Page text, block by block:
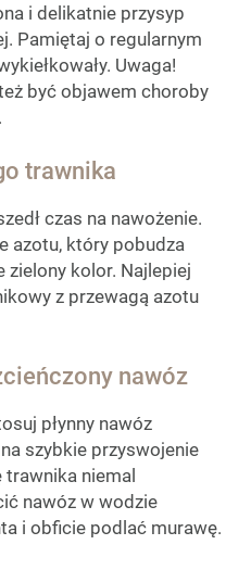
i delikatnie przysyp
Pamiętaj o regularnym
Uwaga!
być objawem choroby
.
trawnika
czas na nawożenie.
azotu, który pobudza
kolor. Najlepiej
z przewagą azotu
nawóz
płynny nawóz
szybkie przyswojenie
niemal
nawóz w wodzie
i obficie podlać murawę.